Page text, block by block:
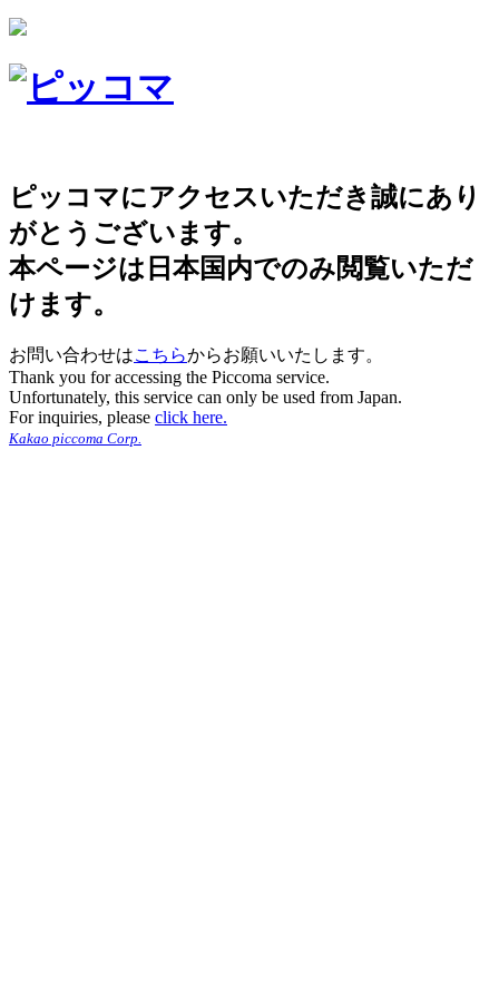
ピッコマにアクセスいただき誠にあり
がとうございます。
本ページは日本国内でのみ閲覧いただ
けます。
お問い合わせはこちらからお願いいたします。
Thank you for accessing the Piccoma service.
Unfortunately, this service can only be used from Japan.
For inquiries, please click here.
Kakao piccoma Corp.